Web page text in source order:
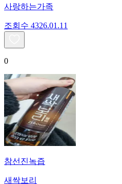
사랑하는가족
조회수 4326.01.11
0
참선진녹즙
새싹보리